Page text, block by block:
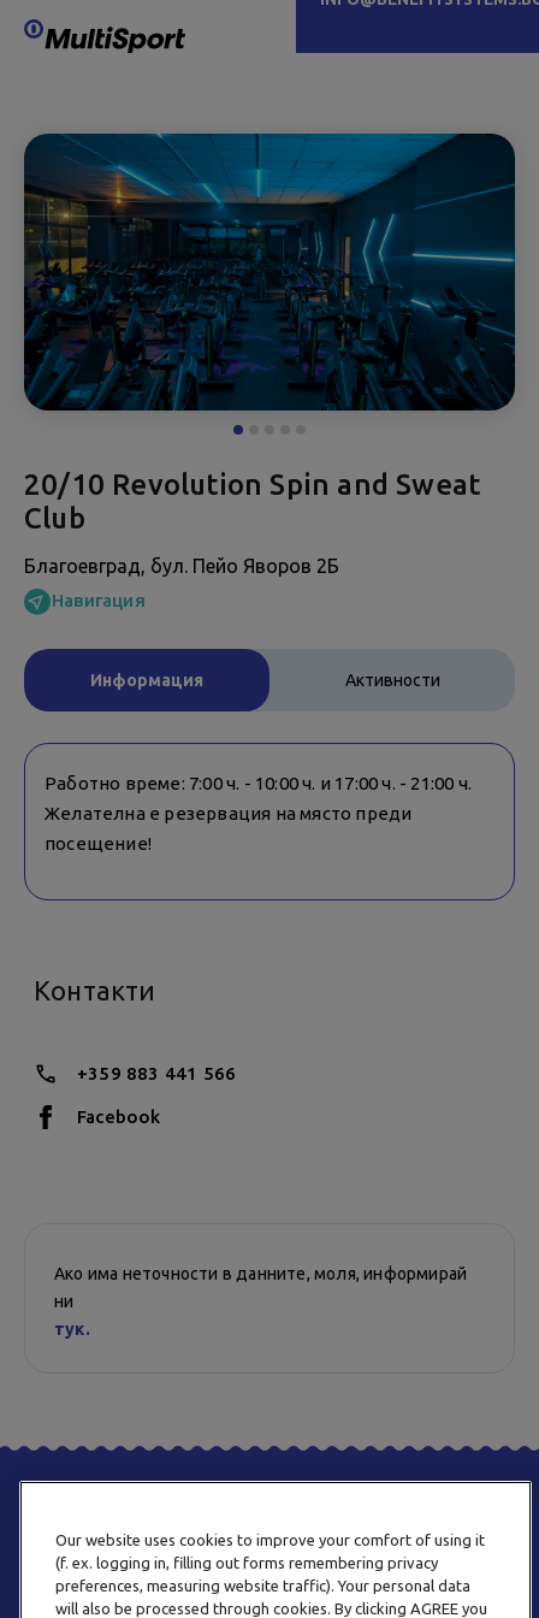
20/10 Revolution Spin and Sweat
Club
Благоевград, бул. Пейо Яворов 2Б
Навигация
Информация Активности
Работно време: 7:00 ч. - 10:00 ч. и 17:00 ч. - 21:00 ч.
Желателна е резервация на място преди
посещение!
Контакти
+359 883 441 566
Facebook
Ако има неточности в данните, моля, информирай
ни
тук.
Our website uses cookies to improve your comfort of using it
(f. ex. logging in, filling out forms remembering privacy
preferences, measuring website traffic). Your personal data
will also be processed through cookies. By clicking AGREE you